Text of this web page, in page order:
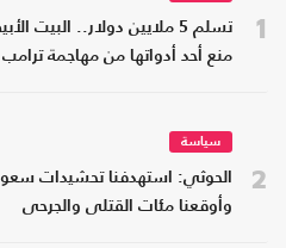
1
تسلم 5 ملايين دولار.. البيت
منع أحد أدواتها من مهاجمة ترامب
2
سياسة
الحوثي: استهدفنا تحشيدات
وأوقعنا مئات القتلى والجرحى